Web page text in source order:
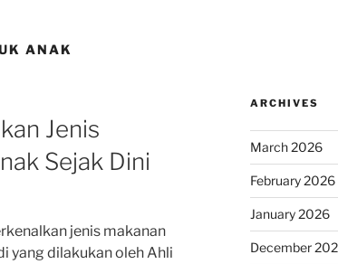
ANAK
Jenis
Sejak Dini
jenis makanan
yang dilakukan oleh Ahli
ARCHIVES
March 2026
February 2026
January 2026
December